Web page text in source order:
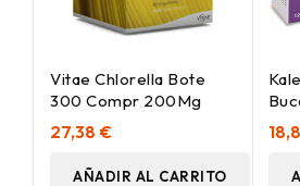
Vitae Chlorella Bote
300 Compr 200Mg
27,38 €
AÑADIR AL CARRITO